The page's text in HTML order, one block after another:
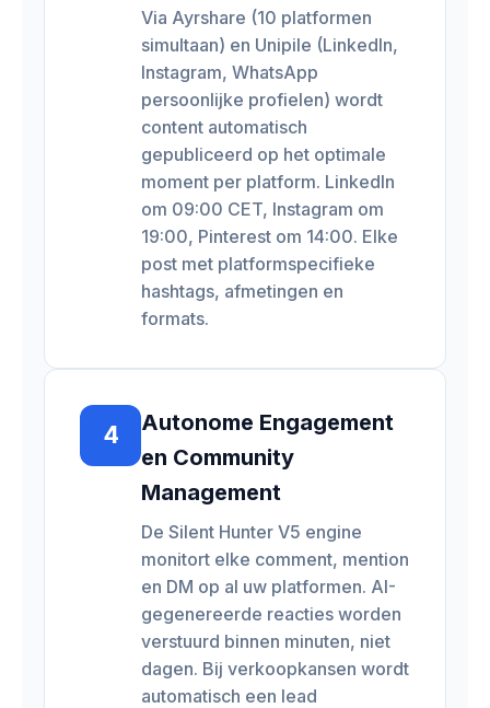
Via Ayrshare (10 platformen
simultaan) en Unipile (LinkedIn,
Instagram, WhatsApp
persoonlijke profielen) wordt
content automatisch
gepubliceerd op het optimale
moment per platform. LinkedIn
om 09:00 CET, Instagram om
19:00, Pinterest om 14:00. Elke
post met platformspecifieke
hashtags, afmetingen en
formats.
4
Autonome Engagement
en Community
Management
De Silent Hunter V5 engine
monitort elke comment, mention
en DM op al uw platformen. AI-
gegenereerde reacties worden
verstuurd binnen minuten, niet
dagen. Bij verkoopkansen wordt
automatisch een lead